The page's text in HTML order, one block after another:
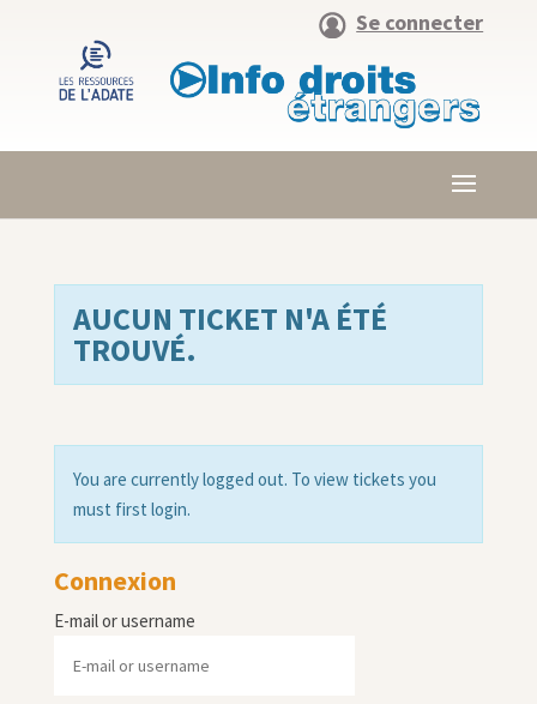
Se connecter
AUCUN TICKET N'A ÉTÉ
TROUVÉ.
You are currently logged out. To view tickets you
must first login.
Connexion
E-mail or username